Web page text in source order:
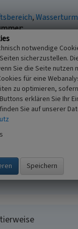
Wasserturm
Archäologie,
als 1:20.000)
kartierung,
notwendige
sicherzustellen.
Sie die Seite nutzen
für eine
zu optimieren,
erklären Sie Ihr
Sie auf unserer